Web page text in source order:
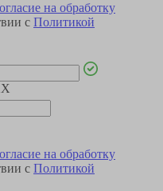
на обработку
с Политикой
на обработку
с Политикой